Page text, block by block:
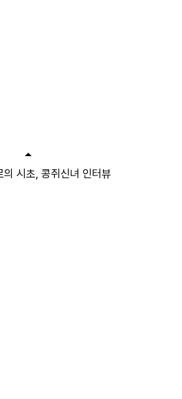
시초, 콩쥐신녀 인터뷰